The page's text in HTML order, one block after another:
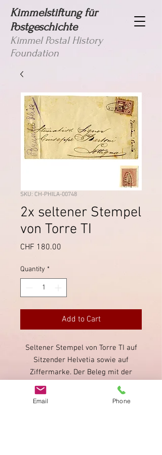
Kimmelstiftung für
Postgeschichte
Kimmel Postal History
Foundation
SKU: CH-PHILA-00748
2x seltener Stempel
von Torre TI
CHF 180.00
Quantity *
Add to Cart
Seltener Stempel von Torre TI auf
Sitzender Helvetia sowie auf
Ziffermarke. Der Beleg mit der
Ziffermarke weist Stockflecken auf,
doch ist dieser Stempel auf einer
Email Phone